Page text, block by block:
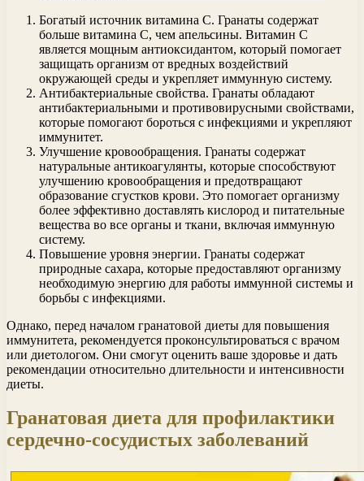
Богатый источник витамина C. Гранаты содержат
больше витамина C, чем апельсины. Витамин C
является мощным антиоксидантом, который помогает
защищать организм от вредных воздействий
окружающей среды и укрепляет иммунную систему.
Антибактериальные свойства. Гранаты обладают
антибактериальными и противовирусными свойствами,
которые помогают бороться с инфекциями и укрепляют
иммунитет.
Улучшение кровообращения. Гранаты содержат
натуральные антикоагулянты, которые способствуют
улучшению кровообращения и предотвращают
образование сгустков крови. Это помогает организму
более эффективно доставлять кислород и питательные
вещества во все органы и ткани, включая иммунную
систему.
Повышение уровня энергии. Гранаты содержат
природные сахара, которые предоставляют организму
необходимую энергию для работы иммунной системы и
борьбы с инфекциями.
Однако, перед началом гранатовой диеты для повышения
иммунитета, рекомендуется проконсультироваться с врачом
или диетологом. Они смогут оценить ваше здоровье и дать
рекомендации относительно длительности и интенсивности
диеты.
Гранатовая диета для профилактики
сердечно-сосудистых заболеваний